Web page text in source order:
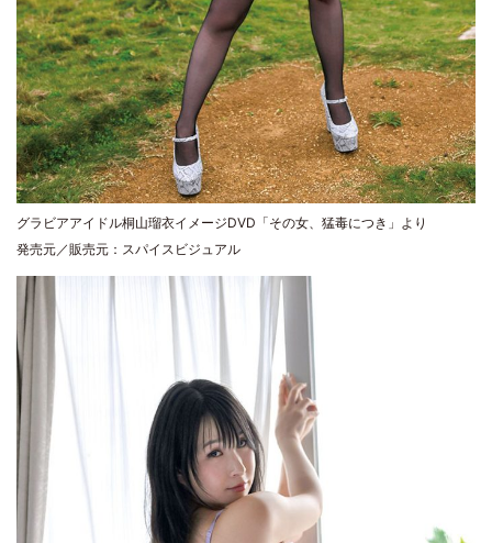
グラビアアイドル桐山瑠衣イメージDVD「その女、猛毒につき」より
発売元／販売元：スパイスビジュアル